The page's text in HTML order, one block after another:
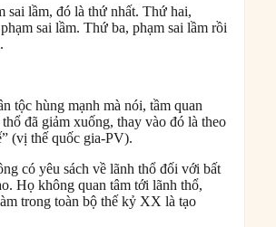
sai lầm, đó là thứ nhất. Thứ hai,
sai lầm. Thứ ba, phạm sai lầm rồi
tộc hùng mạnh mà nói, tầm quan
đã giảm xuống, thay vào đó là theo
(vị thế quốc gia-PV).
có yêu sách về lãnh thổ đối với bất
Họ không quan tâm tới lãnh thổ,
trong toàn bộ thế kỷ XX là tạo